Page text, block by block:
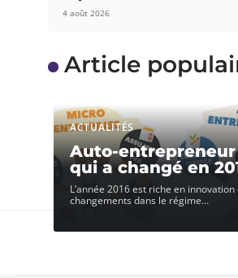
4 août 2026
Article
ACTUALITÉS
Auto-entrepreneur
qui a changé en
L’année 2016 est riche en innovation
changements dans le régime…